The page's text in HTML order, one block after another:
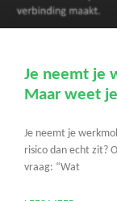
Je neemt je
Maar weet
Je neemt je
risico dan echt zit?
vraag: “Wat